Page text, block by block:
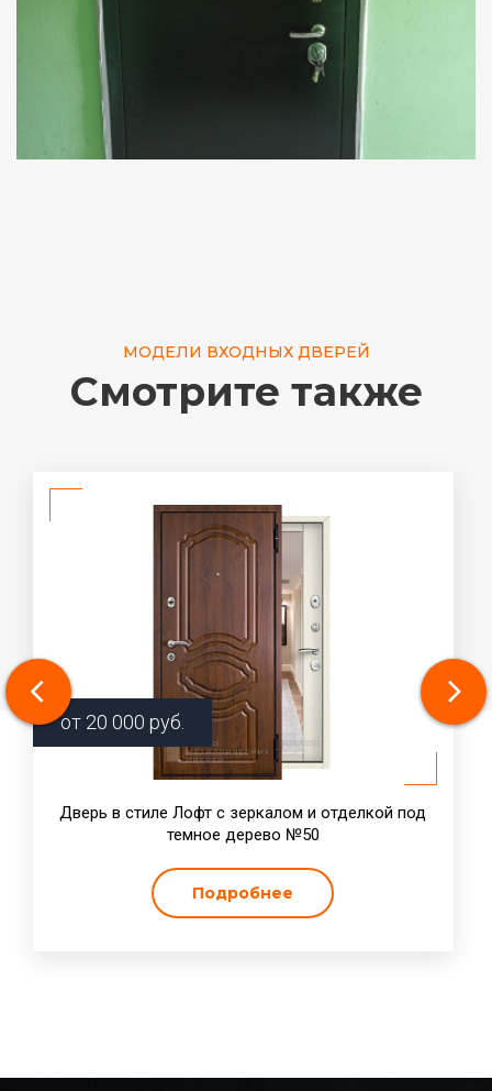
МОДЕЛИ ВХОДНЫХ ДВЕРЕЙ
Смотрите также
от 20 000 руб.
Дверь в стиле Лофт с зеркалом и отделкой под
темное дерево №50
Подробнее